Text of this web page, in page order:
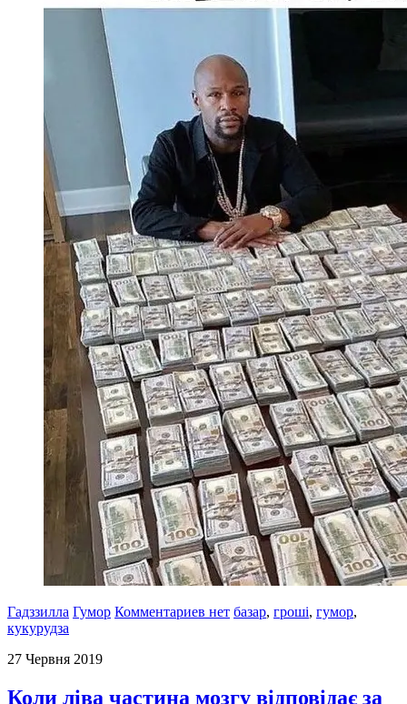
Гадззилла Гумор Комментариев нет базар, гроші, гумор,
кукурудза
27 Червня 2019
Коли ліва частина мозгу відповідає за